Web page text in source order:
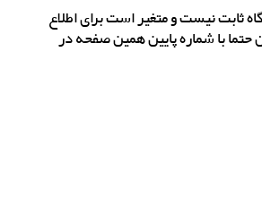
ثابت نیست و متغیر است برای اطلاع
حتما با شماره پایین همین صفحه در